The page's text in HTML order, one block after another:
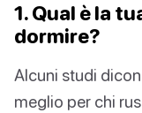
1. Qual è la
dormire?
Alcuni studi
meglio per chi